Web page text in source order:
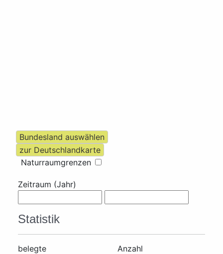
Naturraumgrenzen
Zeitraum (Jahr)
Statistik
belegte
Anzahl